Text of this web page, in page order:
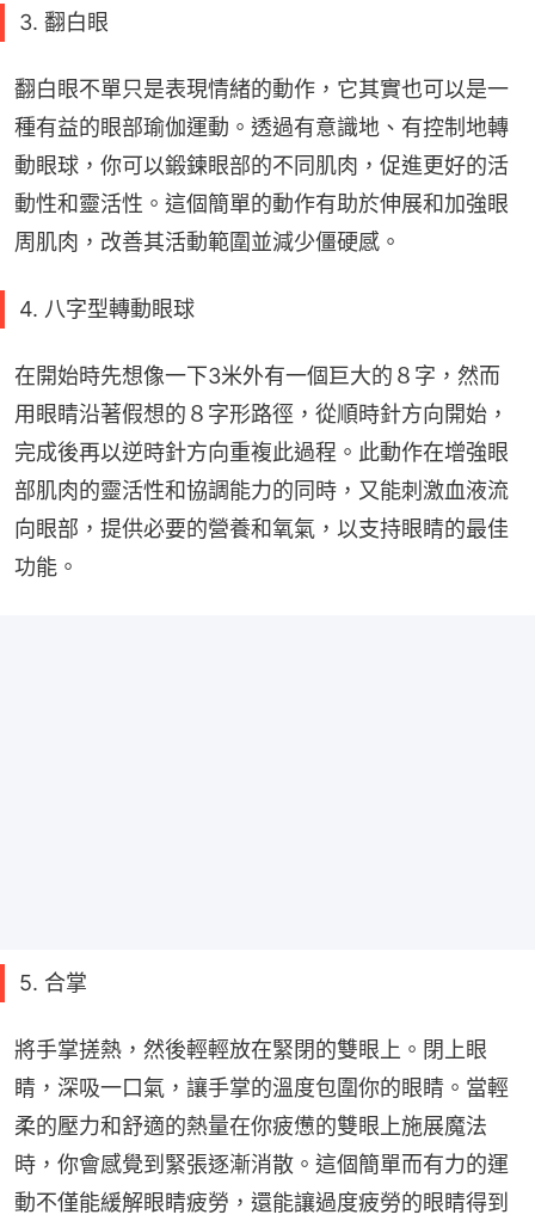
3. 翻白眼
翻白眼不單只是表現情緒的動作，它其實也可以是一
種有益的眼部瑜伽運動。透過有意識地、有控制地轉
動眼球，你可以鍛鍊眼部的不同肌肉，促進更好的活
動性和靈活性。這個簡單的動作有助於伸展和加強眼
周肌肉，改善其活動範圍並減少僵硬感。
4. 八字型轉動眼球
在開始時先想像一下3米外有一個巨大的８字，然而
用眼睛沿著假想的８字形路徑，從順時針方向開始，
完成後再以逆時針方向重複此過程。此動作在增強眼
部肌肉的靈活性和協調能力的同時，又能刺激血液流
向眼部，提供必要的營養和氧氣，以支持眼睛的最佳
功能。
5. 合掌
將手掌搓熱，然後輕輕放在緊閉的雙眼上。閉上眼
睛，深吸一口氣，讓手掌的溫度包圍你的眼睛。當輕
柔的壓力和舒適的熱量在你疲憊的雙眼上施展魔法
時，你會感覺到緊張逐漸消散。這個簡單而有力的運
動不僅能緩解眼睛疲勞，還能讓過度疲勞的眼睛得到